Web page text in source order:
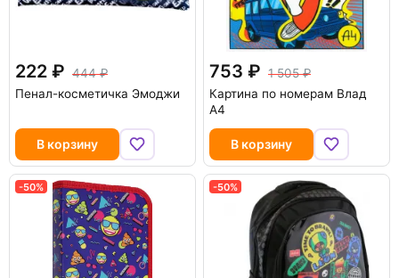
222
444
Пенал-косметичка Эмоджи
В корзину
753
1 505
Картина по номерам Влад
А4
В корзину
-50% -50%